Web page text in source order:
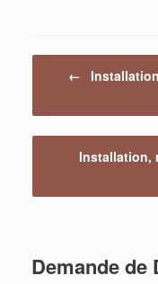
←
Installation,
Demande de